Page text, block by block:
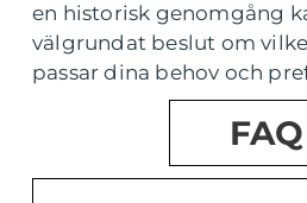
en historisk genomgång
välgrundat beslut om
passar dina behov och
FAQ